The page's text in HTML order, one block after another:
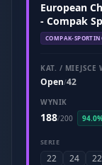
European
- Compak
COMPAK-
KAT. / MIEJSCE
Open/42
WYNIK
188/200
SERIE
22 24 22